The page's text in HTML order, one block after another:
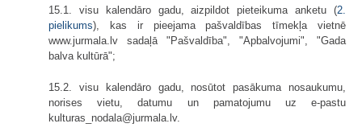
15.1. visu kalendāro gadu, aizpildot pieteikuma anketu (2.
pielikums), kas ir pieejama pašvaldības tīmekļa vietnē
www.jurmala.lv sadaļā "Pašvaldība", "Apbalvojumi", "Gada
balva kultūrā";
15.2. visu kalendāro gadu, nosūtot pasākuma nosaukumu,
norises vietu, datumu un pamatojumu uz e-pastu
kulturas_nodala@jurmala.lv.